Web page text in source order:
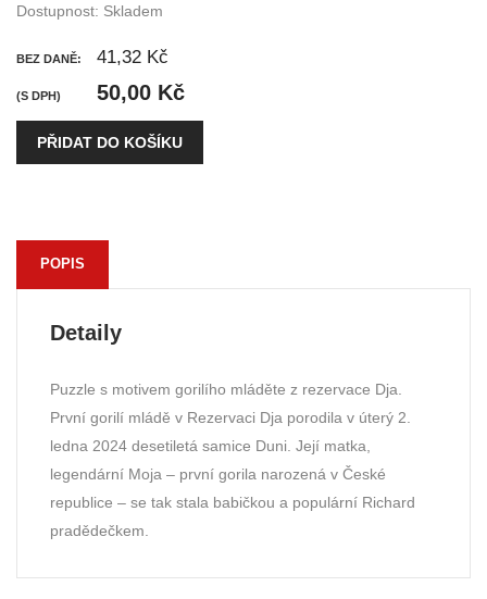
Dostupnost: Skladem
BEZ DANĚ: 41,32 Kč
(S DPH) 50,00 Kč
PŘIDAT DO KOŠÍKU
POPIS
Detaily
Puzzle s motivem gorilího mláděte z rezervace Dja.
První gorilí mládě v Rezervaci Dja porodila v úterý 2.
ledna 2024 desetiletá samice Duni. Její matka,
legendární Moja – první gorila narozená v České
republice – se tak stala babičkou a populární Richard
pradědečkem.